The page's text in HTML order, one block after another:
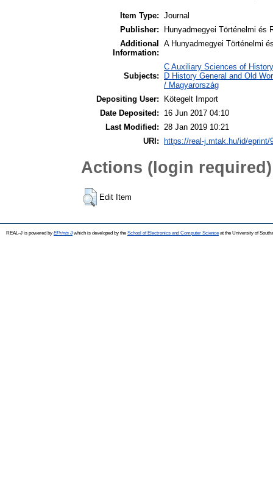
Item Type: Journal
Publisher:
Hunyadmegyei Történelmi és
Additional
Information:
A Hunyadmegyei Történelmi
Subjects:
C Auxiliary Sciences of
D History General and Old
/ Magyarország
Depositing User:
Kötegelt Import
Date Deposited:
16 Jun 2017 04:10
Last Modified:
28 Jan 2019 10:21
URI: https://real-j.mtak.hu/id/eprint/
Actions (login required)
Edit Item
REAL-J is powered by EPrints 3which is developed by the School of Electronics and Computer Science at the University of